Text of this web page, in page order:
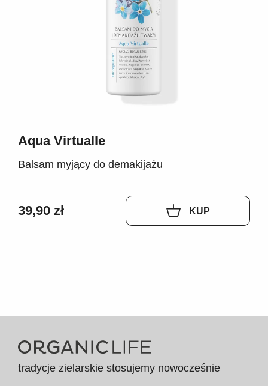
Aqua Virtualle
Balsam myjący do demakijażu
39,90 zł KUP
tradycje zielarskie stosujemy nowocześnie